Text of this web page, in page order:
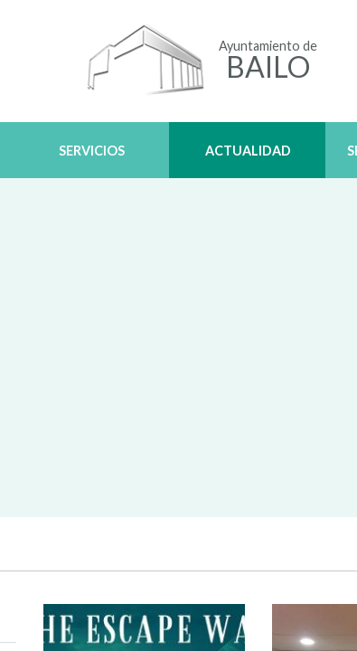
Ayuntamiento de
BAILO
SERVICIOS ACTUALIDAD